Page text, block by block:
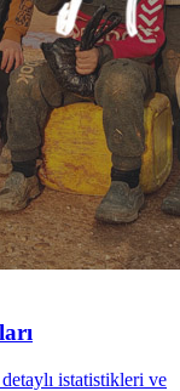
detaylı istatistikleri ve